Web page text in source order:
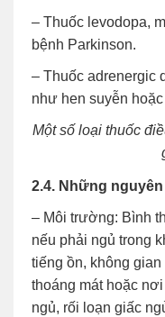
– Thuốc levodopa,
bệnh Parkinson.
– Thuốc adrenergic
như hen suyễn
Một số loại thuốc
2.4. Những
– Môi trường: Bình
nếu phải ngủ trong
tiếng ồn, không
thoáng mát hoặc
ngủ, rối loạn giấc